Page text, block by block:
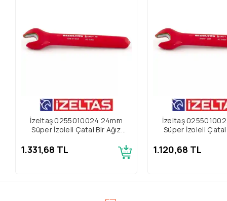
İzeltaş 0255010024 24mm
Süper İzoleli Çatal Bir Ağız
1.331,68 TL
İzeltaş
Süper İzoleli Çatal
1.120,68 TL